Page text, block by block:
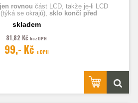
jen rovnou část LCD, takže je-li LCD
(týká se okrajů), sklo končí před
skladem
81,82 Kč bez DPH
99,- Kč s DPH